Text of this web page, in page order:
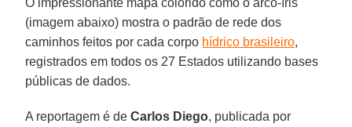
(imagem abaixo) mostra o padrão de rede dos
caminhos feitos por cada corpo hídrico brasileiro,
registrados em todos os 27 Estados utilizando bases
públicas de dados.
A reportagem é deCarlos Diego, publicada por